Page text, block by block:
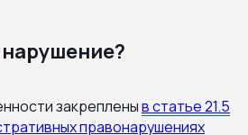
нарушение?
закрепленыв статье 21.5
правонарушениях